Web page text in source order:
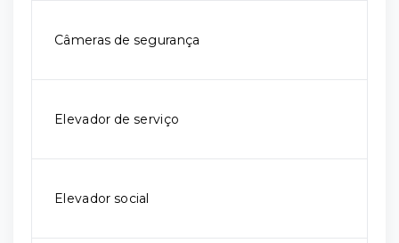
Câmeras de segurança
Elevador de serviço
Elevador social